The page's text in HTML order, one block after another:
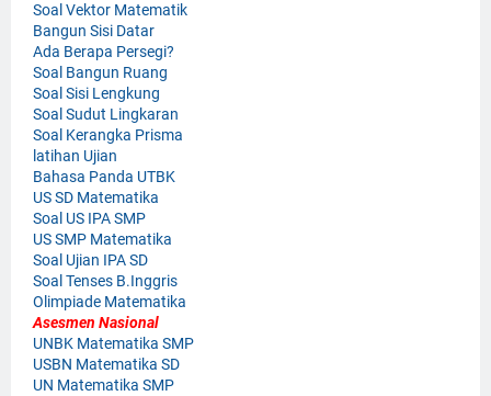
Soal Vektor Matematik
Bangun Sisi Datar
Ada Berapa Persegi?
Soal Bangun Ruang
Soal Sisi Lengkung
Soal Sudut Lingkaran
Soal Kerangka Prisma
latihan Ujian
Bahasa Panda UTBK
US SD Matematika
Soal US IPA SMP
US SMP Matematika
Soal Ujian IPA SD
Soal Tenses B.Inggris
Olimpiade Matematika
Asesmen Nasional
UNBK Matematika SMP
USBN Matematika SD
UN Matematika SMP